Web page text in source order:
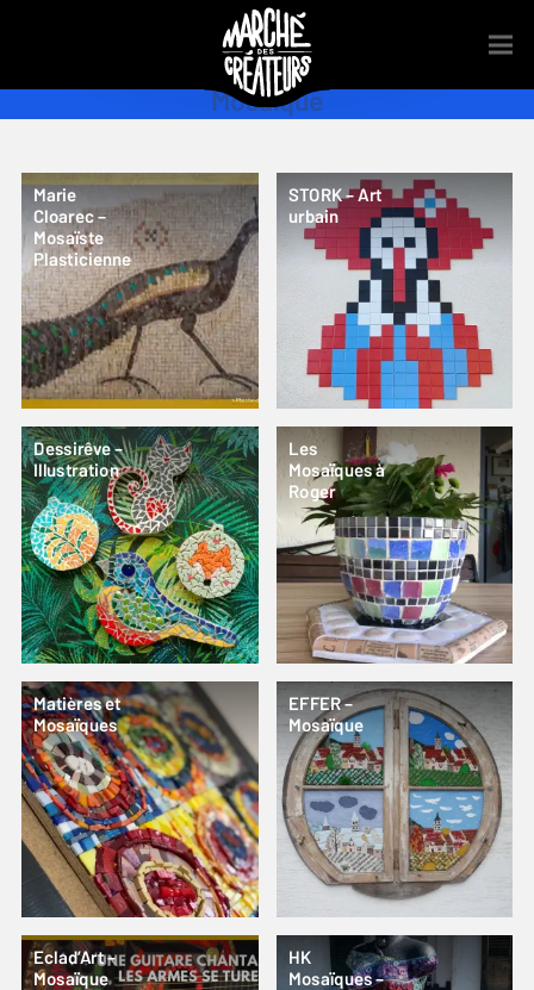
Mosaïque
Marie
Cloarec –
Mosaïste
Plasticienne
STORK – Art
urbain
Dessirêve –
Illustration
Les
Mosaïques à
Roger
Matières et
Mosaïques
EFFER –
Mosaïque
Eclad’Art –
Mosaïque
HK
Mosaïques –